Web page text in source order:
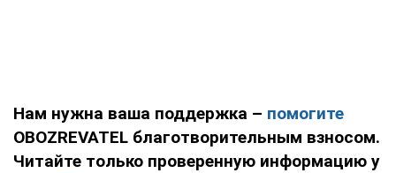
Нам нужна ваша поддержка – помогите
OBOZREVATEL благотворительным взносом.
Читайте только проверенную информацию у